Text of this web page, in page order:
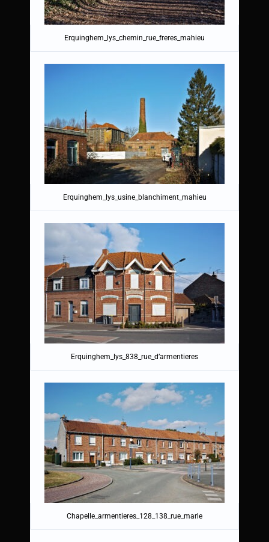
Erquinghem_lys_chemin_rue_freres_mahieu
Erquinghem_lys_usine_blanchiment_mahieu
Erquinghem_lys_838_rue_d’armentieres
Chapelle_armentieres_128_138_rue_marle